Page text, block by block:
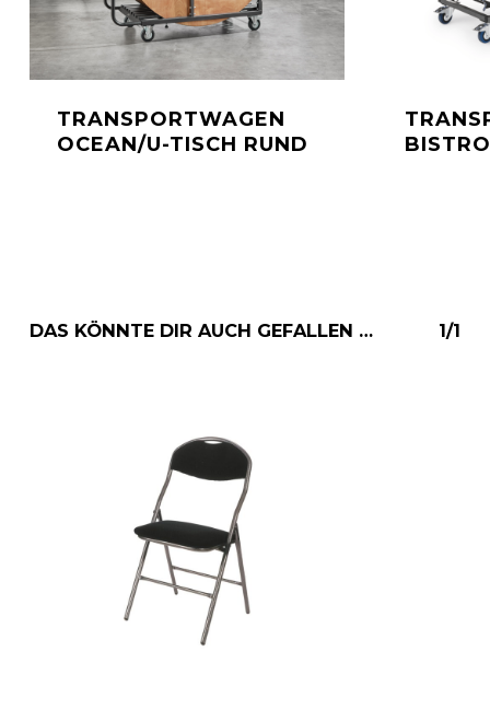
TRANSPORTWAGEN
OCEAN/U-TISCH RUND
DAS KÖNNTE DIR AUCH GEFALLEN … 1/1